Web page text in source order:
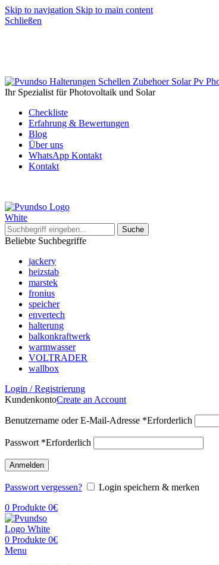
Skip to navigation Skip to main content
Schließen
Ihr Spezialist für Photovoltaik und Solar
Checkliste
Erfahrung & Bewertungen
Blog
Über uns
WhatsApp Kontakt
Kontakt
Suche
Beliebte Suchbegriffe
jackery
heizstab
marstek
fronius
speicher
envertech
halterung
balkonkraftwerk
warmwasser
VOLTRADER
wallbox
Login / Registrierung
KundenkontoCreate an Account
Benutzername oder E-Mail-Adresse *Erforderlich
Passwort *Erforderlich
Anmelden
Passwort vergessen?
Login speichern & merken
0 Produkte 0€
0 Produkte 0€
Menu